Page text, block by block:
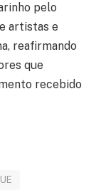
pelo
artistas e
reafirmando
que
recebido